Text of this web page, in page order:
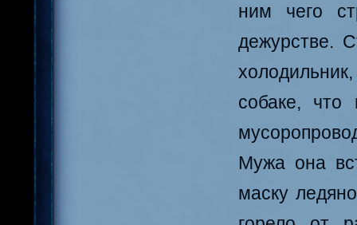
ним чего
дежурстве.
собаке,
Мужа она
маску